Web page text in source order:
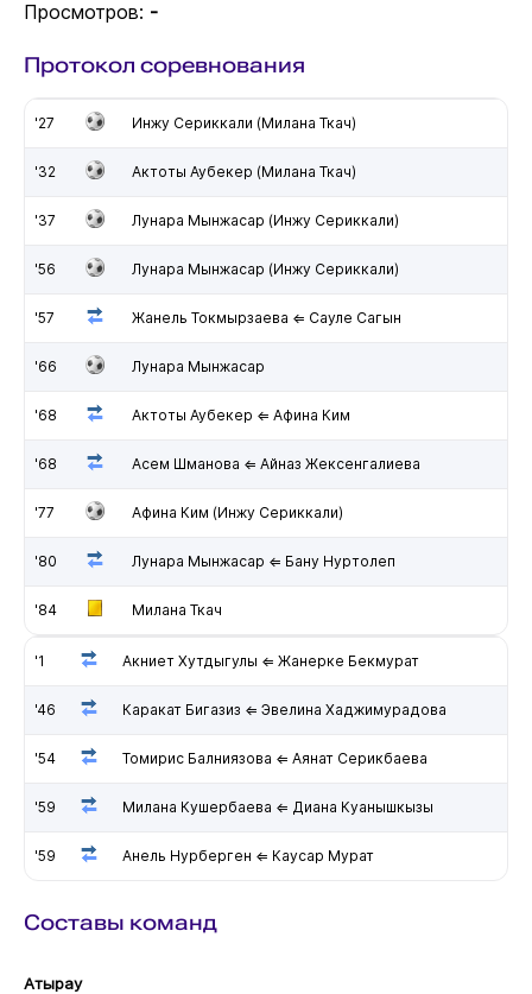
Просмотров: -
Протокол соревнования
'27 Инжу Сериккали (Милана Ткач)
'32 Актоты Аубекер (Милана Ткач)
'37 Лунара Мынжасар (Инжу Сериккали)
'56 Лунара Мынжасар (Инжу Сериккали)
'57 Жанель Токмырзаева ⇐ Сауле Сагын
'66 Лунара Мынжасар
'68 Актоты Аубекер ⇐ Афина Ким
'68 Асем Шманова ⇐ Айназ Жексенгалиева
'77 Афина Ким (Инжу Сериккали)
'80 Лунара Мынжасар ⇐ Бану Нуртолеп
'84 Милана Ткач
'1 Акниет Хутдыгулы ⇐ Жанерке Бекмурат
'46 Каракат Бигазиз ⇐ Эвелина Хаджимурадова
'54 Томирис Балниязова ⇐ Аянат Серикбаева
'59 Милана Кушербаева ⇐ Диана Куанышкызы
'59 Анель Нурберген ⇐ Каусар Мурат
Составы команд
Атырау